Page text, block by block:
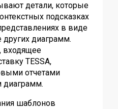
детали, которые
подсказках
в виде
диаграмм.
входящее
TESSA,
отчетами
диаграмм.
шаблонов